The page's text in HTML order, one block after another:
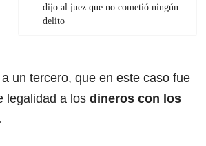
dijo al juez que no cometió ningún
delito
un tercero, que en este caso fue
legalidad a los dineros con los